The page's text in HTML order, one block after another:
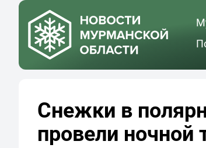
Снежки в
провели ночной